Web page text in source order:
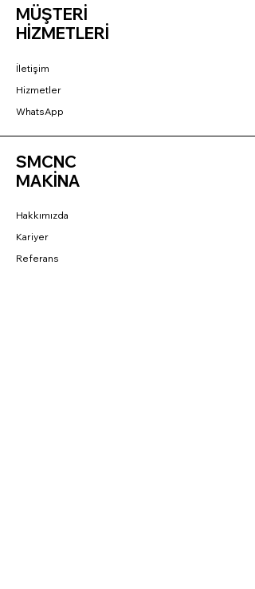
MÜŞTERİ
HİZMETLERİ
İletişim
Hizmetler
WhatsApp
SMCNC
MAKİNA
Hakkımızda
Kariyer
Referans